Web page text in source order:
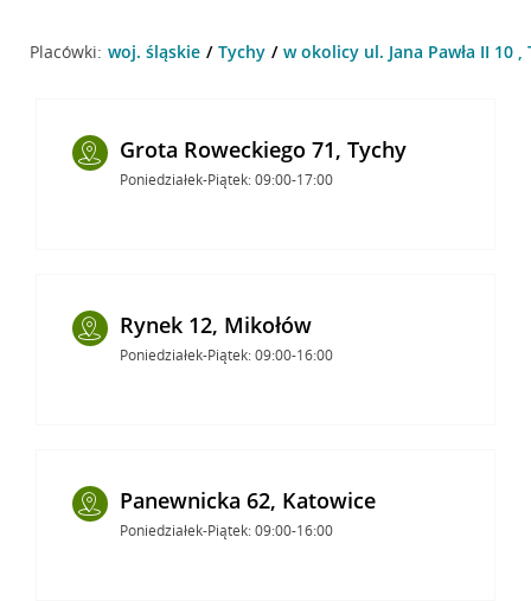
Placówki: woj. śląskie Tychy w okolicy ul. Jana Pawła II 10 ,
Grota Roweckiego 71, Tychy
Poniedziałek-Piątek: 09:00-17:00
Rynek 12, Mikołów
Poniedziałek-Piątek: 09:00-16:00
Panewnicka 62, Katowice
Poniedziałek-Piątek: 09:00-16:00